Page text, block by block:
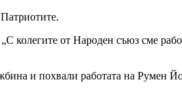
колегите от Народен съюз сме
и похвали работата на Румен